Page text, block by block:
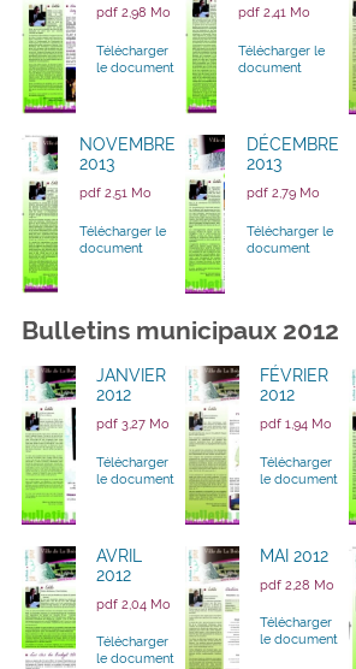
pdf 2,98 Mo
Télécharger
le document
pdf 2,41 Mo
Télécharger le
document
NOVEMBRE
2013
pdf 2,51 Mo
Télécharger le
document
DÉCEMBRE
2013
pdf 2,79 Mo
Télécharger le
document
Bulletins municipaux 2012
JANVIER
2012
pdf 3,27 Mo
Télécharger
le document
FÉVRIER
2012
pdf 1,94 Mo
Télécharger
le document
AVRIL
2012
pdf 2,04 Mo
Télécharger
le document
MAI 2012
pdf 2,28 Mo
Télécharger
le document